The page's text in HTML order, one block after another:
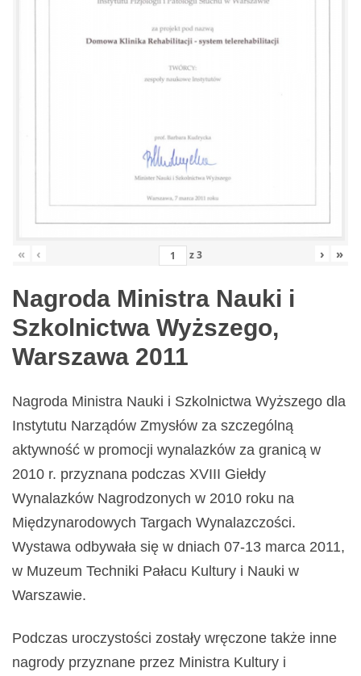
« ‹ z3 › »
Nagroda Ministra Nauki i
Szkolnictwa Wyższego,
Warszawa 2011
Nagroda Ministra Nauki i Szkolnictwa Wyższego dla
Instytutu Narządów Zmysłów za szczególną
aktywność w promocji wynalazków za granicą w
2010 r. przyznana podczas XVIII Giełdy
Wynalazków Nagrodzonych w 2010 roku na
Międzynarodowych Targach Wynalazczości.
Wystawa odbywała się w dniach 07-13 marca 2011,
w Muzeum Techniki Pałacu Kultury i Nauki w
Warszawie.
Podczas uroczystości zostały wręczone także inne
nagrody przyznane przez Ministra Kultury i